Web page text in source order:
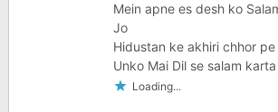
Mein apne es desh ko
Jo
Hidustan ke akhiri chhor
Unko Mai Dil se salam
Loading...